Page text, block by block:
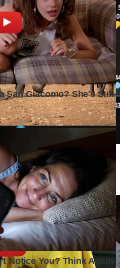
Tinggi: Selalu Memvalidasi